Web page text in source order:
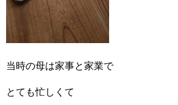
当時の母は家事と家業で
とても忙しくて